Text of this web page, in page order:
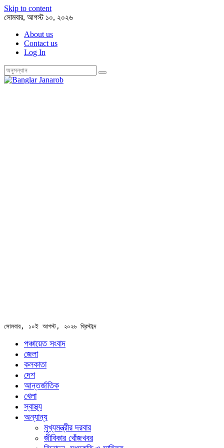
Skip to content
সোমবার, আগস্ট ১০, ২০২৬
About us
Contact us
Log In
সোমবার, ১০ই আগস্ট, ২০২৬ খ্রিস্টাব্দ
পঞ্চায়েত সংবাদ
জেলা
কলকাতা
দেশ
আন্তর্জাতিক
খেলা
স্বাস্থ্য
অন্যান্য
মুখ্যমন্ত্রীর দরবার
জীবিকার খোঁজখবর